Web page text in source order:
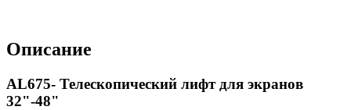
Описание
AL675- Телескопический лифт для экранов
32"-48"